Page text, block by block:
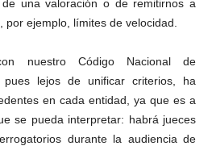
una valoración o de remitirnos a
ejemplo, límites de velocidad.
nuestro Código Nacional de
pues lejos de unificar criterios, ha
en cada entidad, ya que es a
se pueda interpretar: habrá jueces
durante la audiencia de